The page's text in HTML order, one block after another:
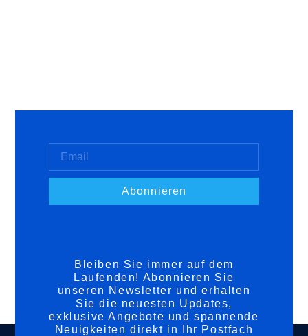
Bleiben Sie immer auf dem
Laufenden! Abonnieren Sie
unseren Newsletter und erhalten
Sie die neuesten Updates,
exklusive Angebote und spannende
Neuigkeiten direkt in Ihr Postfach
Abonnieren